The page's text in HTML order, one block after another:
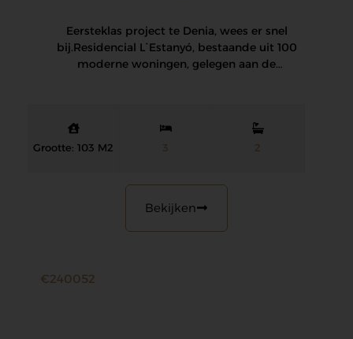
Eersteklas project te Denia, wees er snel
bij. Residencial L`Estanyó, bestaande uit 100
moderne woningen, gelegen aan de
Grootte: 103 M2 3 2
Bekijken
€240052